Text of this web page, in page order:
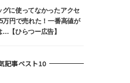
グに使ってなかったアクセ
万円で売れた！一番高値が
…【ひらつー広告】
記事ベスト10